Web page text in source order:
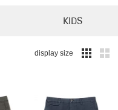
KIDS
display size